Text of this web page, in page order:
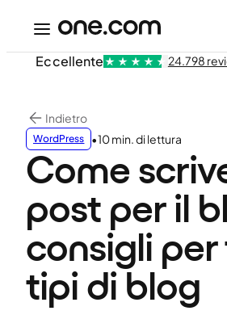
Eccellente 24.798
Indietro
WordPress •10 min. di lettura
Come
post per il
consigli
tipi di blog